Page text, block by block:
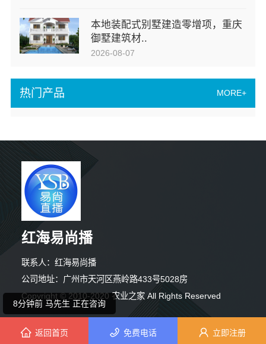
热门产品 MORE+
本地装配式别墅建造零增项，重庆
御墅建筑材..
2026-08-07
红海易尚播
联系人：红海易尚播
公司地址：广州市天河区燕岭路433号5028房
Copyright © 2010-2020 农业之家 All Rights Reserved
4分钟前 马小姐 正在咨询
6分钟前 卢女士 正在咨询
8分钟前 马先生 正在咨询
5分钟前 苏先生 正在咨询
返回首页 免费电话 立即注册